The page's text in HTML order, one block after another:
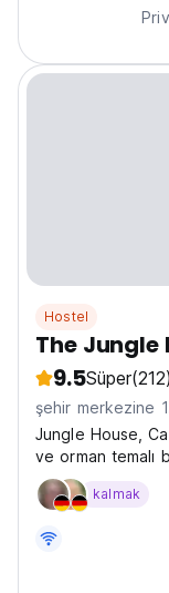
Hostel
The Jungle
9.5Süper(212)
şehir merkezine
Jungle House,
ve orman temalı
fiyatlı bir
kalmak